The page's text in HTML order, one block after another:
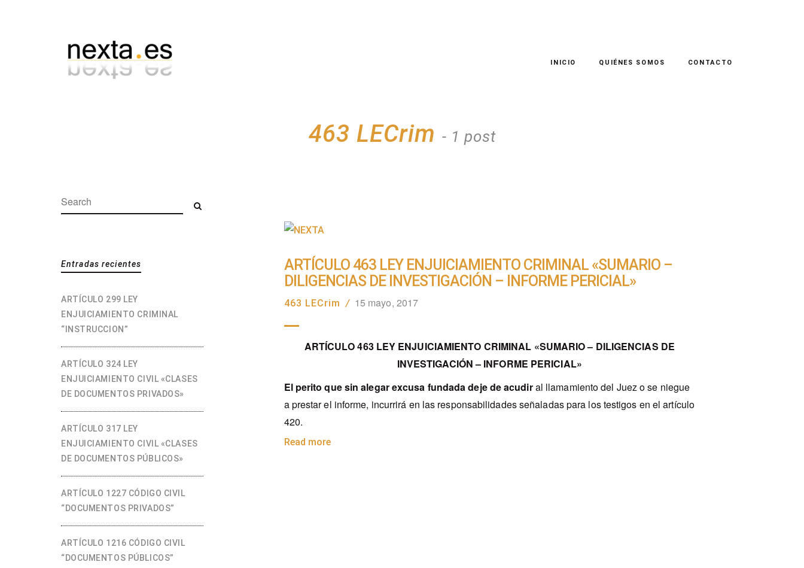
INICIO QUIÉNES SOMOS CONTACTO
463 LECrim - 1 post
ARTÍCULO 463 LEY ENJUICIAMIENTO CRIMINAL «SUMARIO –
DILIGENCIAS DE INVESTIGACIÓN – INFORME PERICIAL»
463 LECrim / 15 mayo, 2017
ARTÍCULO 463 LEY ENJUICIAMIENTO CRIMINAL «SUMARIO – DILIGENCIAS DE
INVESTIGACIÓN – INFORME PERICIAL»
El perito que sin alegar excusa fundada deje de acudiral llamamiento del Juez o se niegue
a prestar el informe, incurrirá en las responsabilidades señaladas para los testigos en el artículo
420.
Read more
Search: Search
Entradas recientes
ARTÍCULO 299 LEY
ENJUICIAMIENTO CRIMINAL
“INSTRUCCION”
ARTÍCULO 324 LEY
ENJUICIAMIENTO CIVIL «CLASES
DE DOCUMENTOS PRIVADOS»
ARTÍCULO 317 LEY
ENJUICIAMIENTO CIVIL «CLASES
DE DOCUMENTOS PÚBLICOS»
ARTÍCULO 1227 CÓDIGO CIVIL
“DOCUMENTOS PRIVADOS”
ARTÍCULO 1216 CÓDIGO CIVIL
“DOCUMENTOS PÚBLICOS”